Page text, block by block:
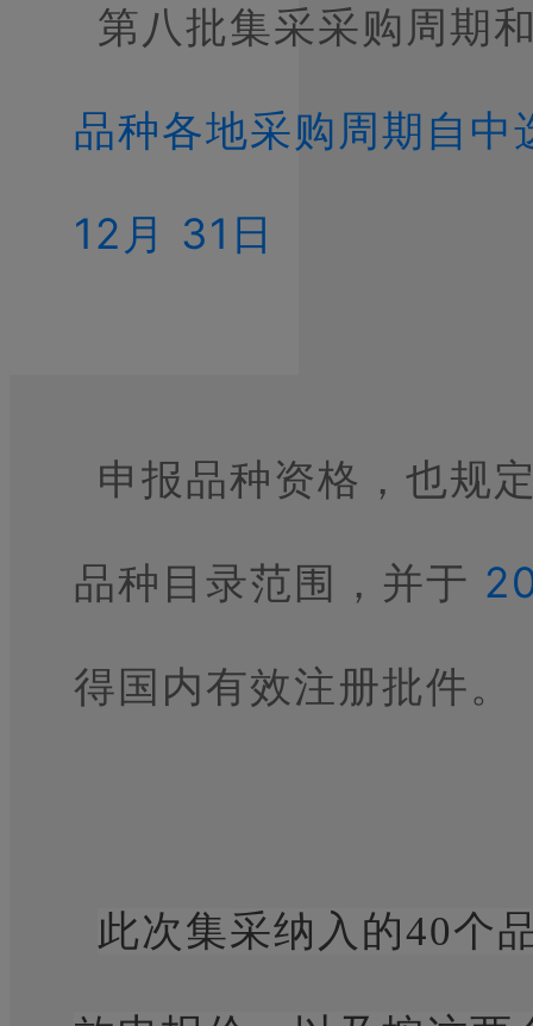
第八批集采采购周期
品种各地采购周期自
12月 31日
申报品种资格，也规
品种目录范围，并于
得国内有效注册批件。
此次集采纳入的40个